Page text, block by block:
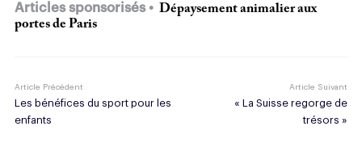
Articles sponsorisés
Dépaysement animalier aux
portes de Paris
Article Précédent
Les bénéfices du sport pour les
enfants
Article Suivant
« La Suisse regorge de
trésors »